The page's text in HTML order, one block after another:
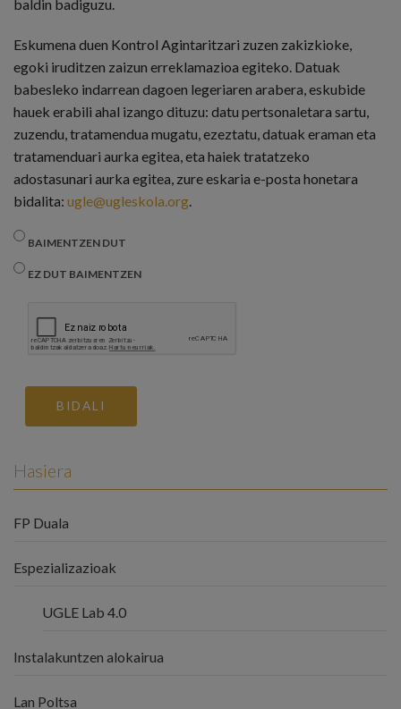
baldin badiguzu.
Eskumena duen Kontrol Agintaritzari zuzen zakizkioke,
egoki iruditzen zaizun erreklamazioa egiteko. Datuak
babesleko indarrean dagoen legeriaren arabera, eskubide
hauek erabili ahal izango dituzu: datu pertsonaletara sartu,
zuzendu, tratamendua mugatu, ezeztatu, datuak eraman eta
tratamenduari aurka egitea, eta haiek tratatzeko
adostasunari aurka egitea, zure eskaria e-posta honetara
bidalita: ugle@ugleskola.org.
AVISO LEGAL
BAIMENTZEN DUT
EZ DUT BAIMENTZEN
BIDALI
Hasiera
FP Duala
Espezializazioak
UGLE Lab 4.0
Instalakuntzen alokairua
Lan Poltsa